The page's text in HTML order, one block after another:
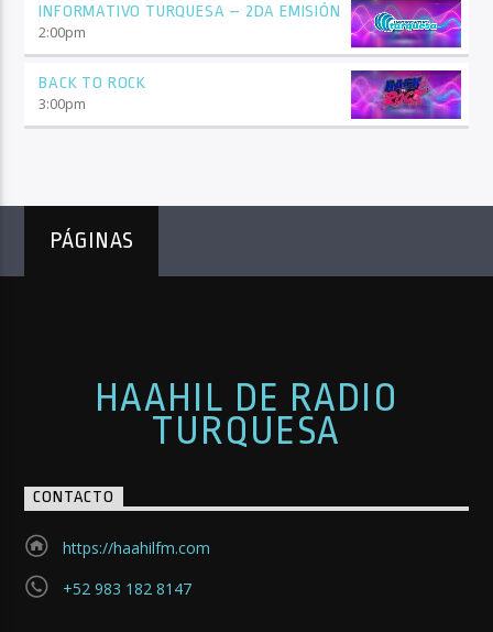
INFORMATIVO TURQUESA – 2DA EMISIÓN
2:00pm
BACK TO ROCK
3:00pm
PÁGINAS
HAAHIL DE RADIO
TURQUESA
CONTACTO
https://haahilfm.com
+52 983 182 8147